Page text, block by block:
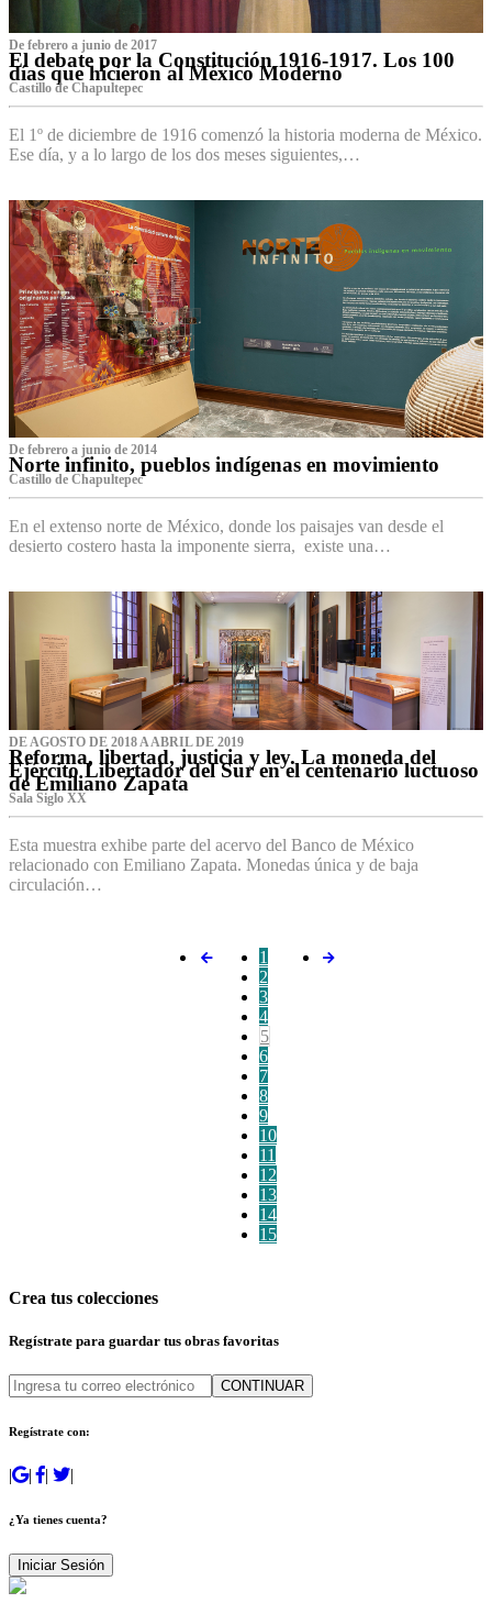
De febrero a junio de 2017
El debate por la Constitución 1916-1917. Los 100
días que hicieron al México Moderno
Castillo de Chapultepec
El 1º de diciembre de 1916 comenzó la historia moderna de México.
Ese día, y a lo largo de los dos meses siguientes,…
De febrero a junio de 2014
Norte infinito, pueblos indígenas en movimiento
Castillo de Chapultepec
En el extenso norte de México, donde los paisajes van desde el
desierto costero hasta la imponente sierra, existe una…
DE AGOSTO DE 2018 A ABRIL DE 2019
Reforma, libertad, justicia y ley. La moneda del
Ejército Libertador del Sur en el centenario luctuoso
de Emiliano Zapata
Sala Siglo XX
Esta muestra exhibe parte del acervo del Banco de México
relacionado con Emiliano Zapata. Monedas única y de baja
circulación…
1
2
3
4
5
6
7
8
9
10
11
12
13
14
15
Crea tus colecciones
Regístrate para guardar tus obras favoritas
CONTINUAR
Regístrate con:
| | | |
¿Ya tienes cuenta?
Iniciar Sesión